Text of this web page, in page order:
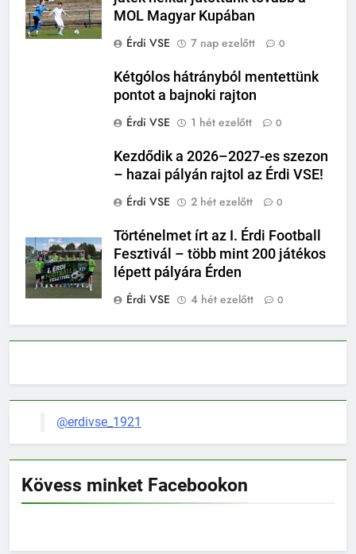
MOL Magyar Kupában
Érdi VSE
7 nap ezelőtt 0
Kétgólos hátrányból mentettünk
pontot a bajnoki rajton
Érdi VSE
1 hét ezelőtt 0
Kezdődik a 2026–2027-es szezon
– hazai pályán rajtol az Érdi VSE!
Érdi VSE
2 hét ezelőtt 0
Történelmet írt az I. Érdi Football
Fesztivál – több mint 200 játékos
lépett pályára Érden
Érdi VSE
4 hét ezelőtt 0
@erdivse_1921
Kövess minket Facebookon